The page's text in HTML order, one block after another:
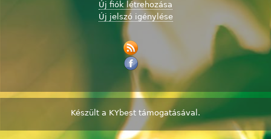
Új fiók létrehozása
Új jelszó igénylése
Készült a KYbest támogatásával.